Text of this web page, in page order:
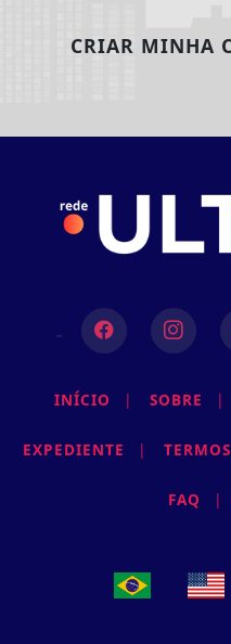
CRIAR MINHA
INÍCIO | SOBRE |
EXPEDIENTE |
FAQ |